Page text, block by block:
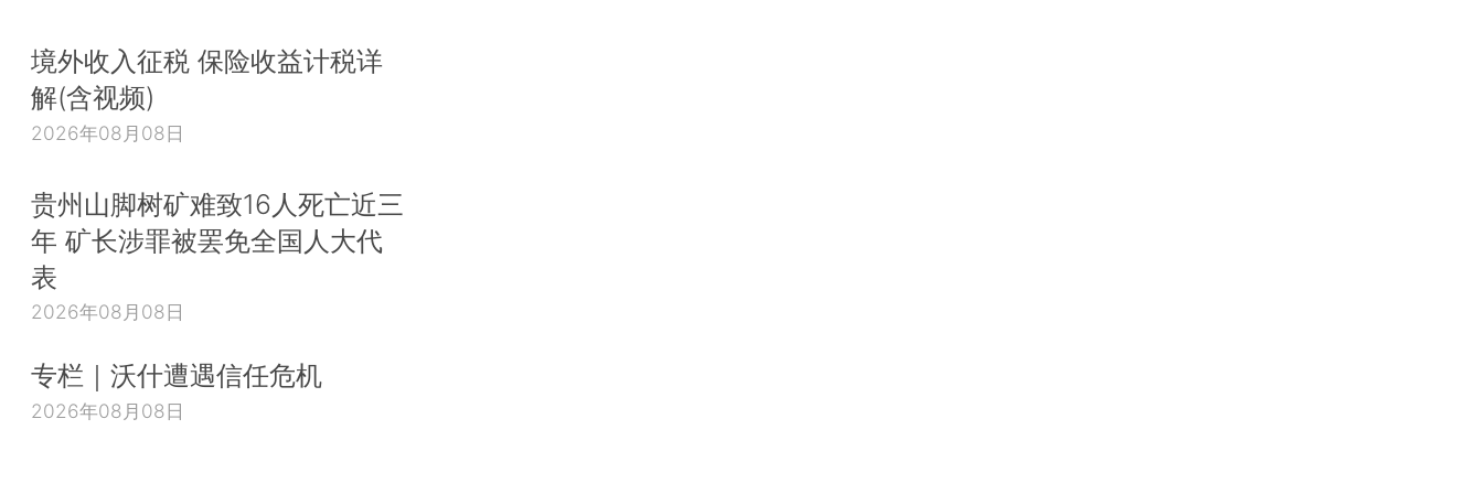
境外收入征税 保险收益计税详
解(含视频)
2026年08月08日
贵州山脚树矿难致16人死亡近三
年 矿长涉罪被罢免全国人大代
表
2026年08月08日
专栏｜沃什遭遇信任危机
2026年08月08日